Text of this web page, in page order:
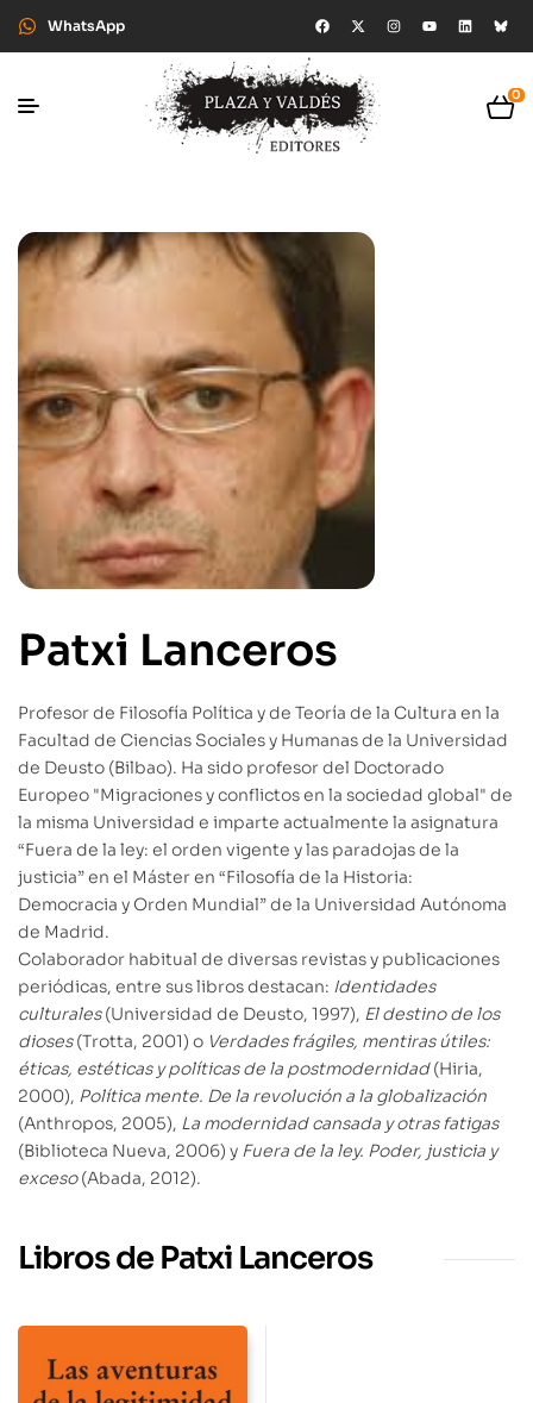
WhatsApp
0
Patxi Lanceros
Profesor de Filosofía Política y de Teoría de la Cultura en la
Facultad de Ciencias Sociales y Humanas de la Universidad
de Deusto (Bilbao). Ha sido profesor del Doctorado
Europeo "Migraciones y conflictos en la sociedad global" de
la misma Universidad e imparte actualmente la asignatura
“Fuera de la ley: el orden vigente y las paradojas de la
justicia” en el Máster en “Filosofía de la Historia:
Democracia y Orden Mundial” de la Universidad Autónoma
de Madrid.
Colaborador habitual de diversas revistas y publicaciones
periódicas, entre sus libros destacan: Identidades
culturales(Universidad de Deusto, 1997), El destino de los
dioses(Trotta, 2001) o Verdades frágiles, mentiras útiles:
éticas, estéticas y políticas de la postmodernidad(Hiria,
2000), Política mente. De la revolución a la globalización
(Anthropos, 2005), La modernidad cansada y otras fatigas
(Biblioteca Nueva, 2006) y Fuera de la ley. Poder, justicia y
exceso(Abada, 2012).
Libros de Patxi Lanceros